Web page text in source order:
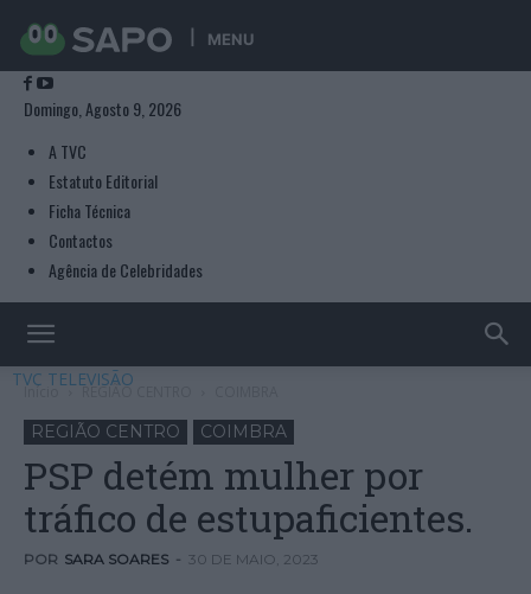
MENU
Domingo, Agosto 9, 2026
A TVC
Estatuto Editorial
Ficha Técnica
Contactos
Agência de Celebridades
TVC TELEVISÃO
Início REGIÃO CENTRO
REGIÃO CENTRO COIMBRA
PSP detém mulher por
tráfico de estupaficientes.
POR SARA SOARES - 30 DE MAIO, 2023